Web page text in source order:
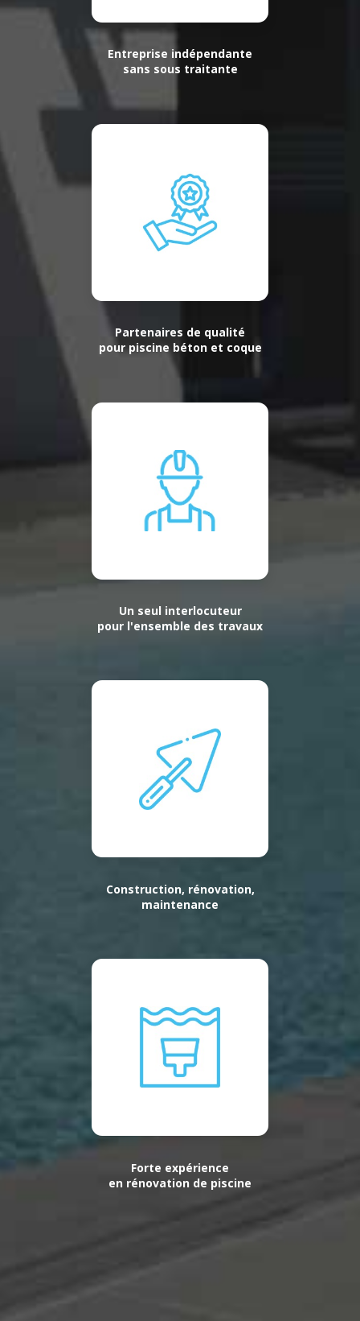
Entreprise indépendante
sans sous traitante
Partenaires de qualité
pour piscine béton et coque
Un seul interlocuteur
pour l'ensemble des travaux
Construction, rénovation,
maintenance
Forte expérience
en rénovation de piscine